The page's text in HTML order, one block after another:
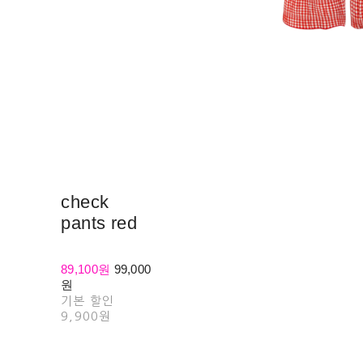
check
pants red
89,100원 99,000
원
기본 할인
9,900원